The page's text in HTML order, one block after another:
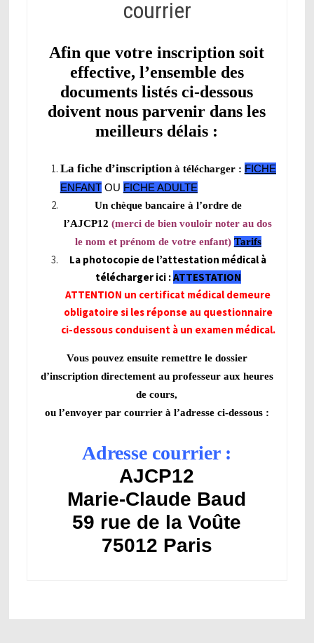
courrier
Afin que votre inscription soit
effective, l’ensemble des
documents listés ci-dessous
doivent nous parvenir dans les
meilleurs délais :
La fiche d’inscription à télécharger : FICHE
ENFANT OU FICHE ADULTE
Un chèque bancaire à l’ordre de
l’AJCP12(merci de bien vouloir noter au dos
le nom et prénom de votre enfant) Tarifs
La photocopie de l’attestation médical à
télécharger ici :ATTESTATION
ATTENTION un certificat médical demeure
obligatoire si les réponse au questionnaire
ci-dessous conduisent à un examen médical.
Vous pouvez ensuite remettre le dossier
d’inscription directement au professeur aux heures
de cours,
ou l’envoyer par courrier à l’adresse ci-dessous :
Adresse courrier :
AJCP12
Marie-Claude Baud
59 rue de la Voûte
75012 Paris